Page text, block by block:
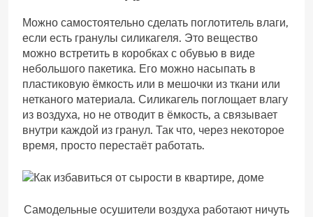
Можно самостоятельно сделать поглотитель влаги,
если есть гранулы силикагеля. Это вещество
можно встретить в коробках с обувью в виде
небольшого пакетика. Его можно насыпать в
пластиковую ёмкость или в мешочки из ткани или
нетканого материала. Силикагель поглощает влагу
из воздуха, но не отводит в ёмкость, а связывает
внутри каждой из гранул. Так что, через некоторое
время, просто перестаёт работать.
Самодельные осушители воздуха работают ничуть